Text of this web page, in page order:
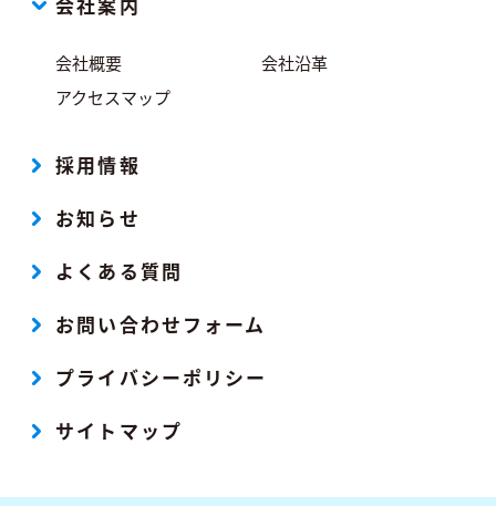
会社概要
会社沿革
アクセスマップ
採用情報
お知らせ
よくある質問
お問い合わせフォーム
プライバシーポリシー
サイトマップ